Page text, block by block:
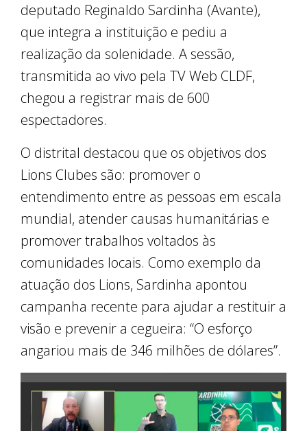
deputado Reginaldo Sardinha (Avante),
que integra a instituição e pediu a
realização da solenidade. A sessão,
transmitida ao vivo pela TV Web CLDF,
chegou a registrar mais de 600
espectadores.
O distrital destacou que os objetivos dos
Lions Clubes são: promover o
entendimento entre as pessoas em escala
mundial, atender causas humanitárias e
promover trabalhos voltados às
comunidades locais. Como exemplo da
atuação dos Lions, Sardinha apontou
campanha recente para ajudar a restituir a
visão e prevenir a cegueira: “O esforço
angariou mais de 346 milhões de dólares”.